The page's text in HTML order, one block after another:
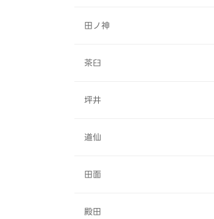
田ノ神
茶臼
坪井
道仙
田面
殿田